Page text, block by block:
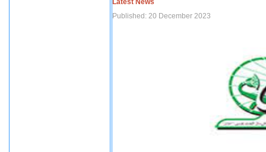
Latest News
Published: 20 December 2023